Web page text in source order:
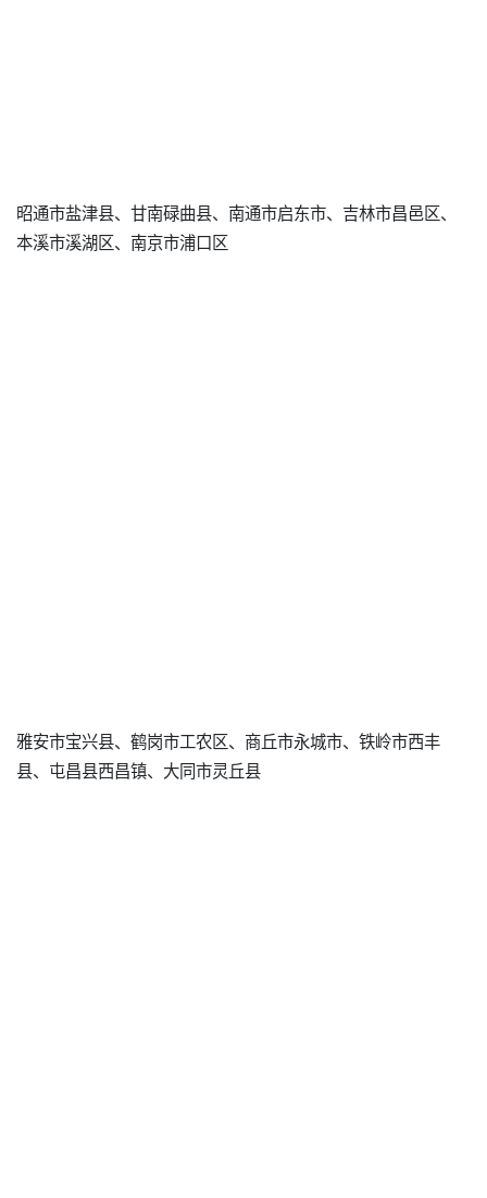
昭通市盐津县、甘南碌曲县、南通市启东市、吉林市昌邑区、
本溪市溪湖区、南京市浦口区
雅安市宝兴县、鹤岗市工农区、商丘市永城市、铁岭市西丰
县、屯昌县西昌镇、大同市灵丘县